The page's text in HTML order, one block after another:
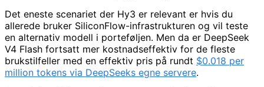
Det eneste scenariet der Hy3 er relevant er hvis du
allerede bruker SiliconFlow-infrastrukturen og vil teste
en alternativ modell i porteføljen. Men da er DeepSeek
V4 Flash fortsatt mer kostnadseffektiv for de fleste
brukstilfeller med en effektiv pris på rundt $0.018 per
million tokens via DeepSeeks egne servere.